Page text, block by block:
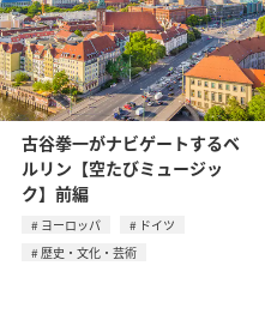
古谷拳一がナビゲートするベ
ルリン【空たびミュージッ
ク】前編
ヨーロッパ
ドイツ
歴史・文化・芸術